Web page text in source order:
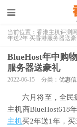
当前位置： 香港主机评测网
年送2年 买香港服务器送
BlueHost年中购
服务器送豪礼
2022-06-15 分类： 优惠
六月将至，全民
主机商BlueHost618
主机买2年送1年，买